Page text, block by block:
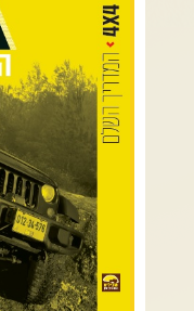
מדבר יהודה וים המלח
צפון ומערב הנגב
הר הנגב והערבה
רכב שטח רך